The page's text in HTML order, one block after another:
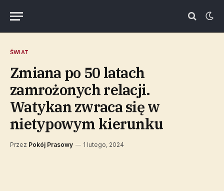
ŚWIAT
Zmiana po 50 latach
zamrożonych relacji.
Watykan zwraca się w
nietypowym kierunku
Przez Pokój Prasowy 1 lutego, 2024